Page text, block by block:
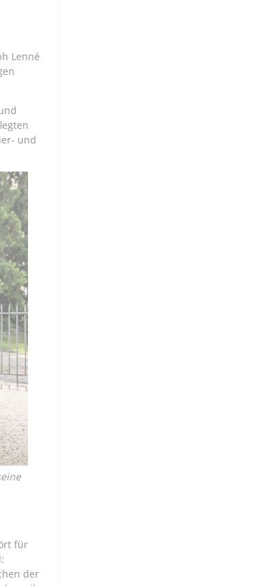
Lenné
und
für
der